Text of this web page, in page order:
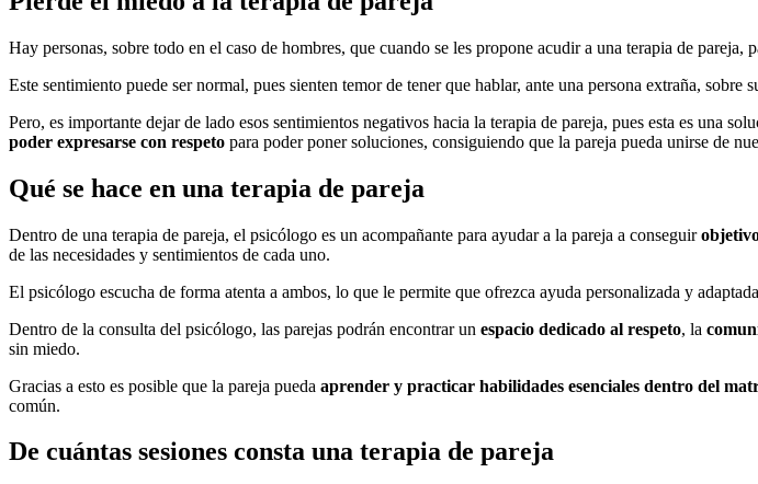
Hay personas, sobre todo en el caso de hombres, que cuando se les propone acudir a una terapia de pareja,
Este sentimiento puede ser normal, pues sienten temor de tener que hablar, ante una persona extraña,
Pero, es importante dejar de lado esos sentimientos negativos hacia la terapia de pareja, pues esta es una
poder expresarse con respeto para poder poner soluciones, consiguiendo que la pareja pueda unirse de
Qué se hace en una terapia de pareja
Dentro de una terapia de pareja, el psicólogo es un acompañante para ayudar a la pareja a conseguir
de las necesidades y sentimientos de cada uno.
El psicólogo escucha de forma atenta a ambos, lo que le permite que ofrezca ayuda personalizada y
Dentro de la consulta del psicólogo, las parejas podrán encontrar un espacio dedicado al respeto, la
sin miedo.
Gracias a esto es posible que la pareja pueda aprender y practicar habilidades esenciales dentro del
común.
De cuántas sesiones consta una terapia de pareja